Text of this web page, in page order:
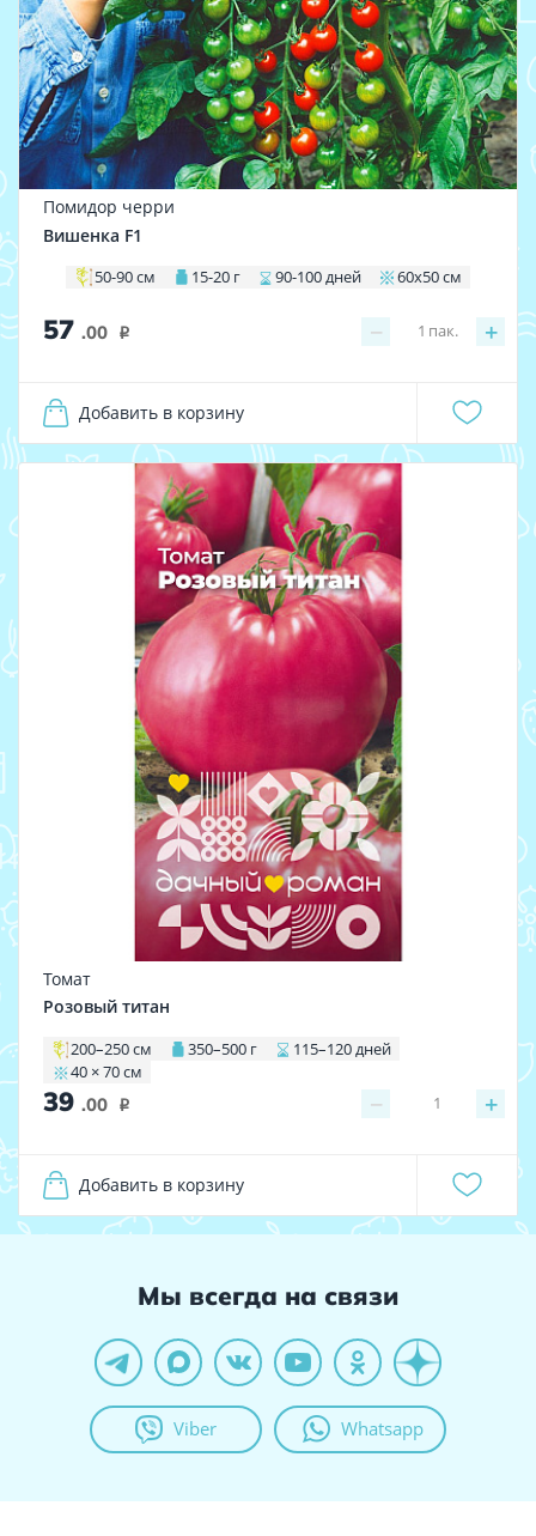
Помидор черри
Вишенка F1
50-90 см 15-20 г 90-100 дней 60х50 см
57 .00 i − +
1 пак.
Добавить в корзину
Томат
Розовый титан
200–250 см 350–500 г
115–120 дней
40 × 70 см
39 .00 i − +
1
Добавить в корзину
Мы всегда на связи
Viber Whatsapp